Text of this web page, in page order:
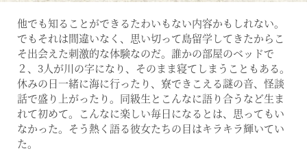
他でも知ることができるたわいもない内容かもしれない。
でもそれは間違いなく、思い切って島留学してきたからこ
そ出会えた刺激的な体験なのだ。誰かの部屋のベッドで
２、3人が川の字になり、そのまま寝てしまうこともある。
休みの日一緒に海に行ったり、寮できこえる謎の音、怪談
話で盛り上がったり。同級生とこんなに語り合うなど生ま
れて初めて。こんなに楽しい毎日になるとは、思ってもい
なかった。そう熱く語る彼女たちの目はキラキラ輝いてい
た。